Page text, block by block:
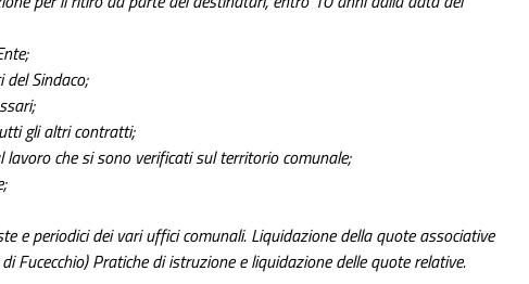
Sindaco;
gli altri contratti;
che si sono verificati sul territorio comunale;
e periodici dei vari uffici comunali. Liquidazione della quote associative
Fucecchio) Pratiche di istruzione e liquidazione delle quote relative.